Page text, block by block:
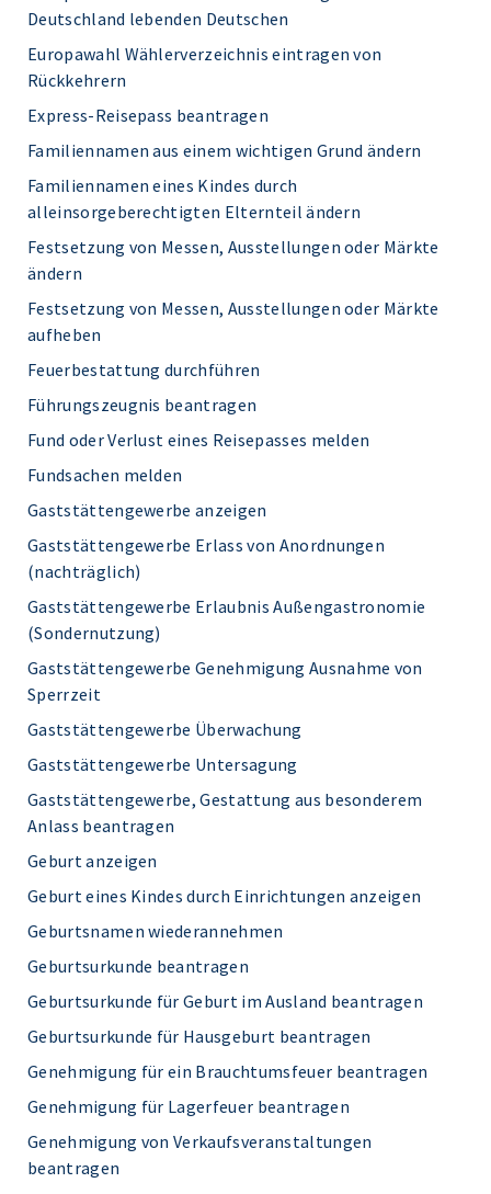
Deutschland lebenden Deutschen
Europawahl Wählerverzeichnis eintragen von
Rückkehrern
Express-Reisepass beantragen
Familiennamen aus einem wichtigen Grund ändern
Familiennamen eines Kindes durch
alleinsorgeberechtigten Elternteil ändern
Festsetzung von Messen, Ausstellungen oder Märkte
ändern
Festsetzung von Messen, Ausstellungen oder Märkte
aufheben
Feuerbestattung durchführen
Führungszeugnis beantragen
Fund oder Verlust eines Reisepasses melden
Fundsachen melden
Gaststättengewerbe anzeigen
Gaststättengewerbe Erlass von Anordnungen
(nachträglich)
Gaststättengewerbe Erlaubnis Außengastronomie
(Sondernutzung)
Gaststättengewerbe Genehmigung Ausnahme von
Sperrzeit
Gaststättengewerbe Überwachung
Gaststättengewerbe Untersagung
Gaststättengewerbe, Gestattung aus besonderem
Anlass beantragen
Geburt anzeigen
Geburt eines Kindes durch Einrichtungen anzeigen
Geburtsnamen wiederannehmen
Geburtsurkunde beantragen
Geburtsurkunde für Geburt im Ausland beantragen
Geburtsurkunde für Hausgeburt beantragen
Genehmigung für ein Brauchtumsfeuer beantragen
Genehmigung für Lagerfeuer beantragen
Genehmigung von Verkaufsveranstaltungen
beantragen